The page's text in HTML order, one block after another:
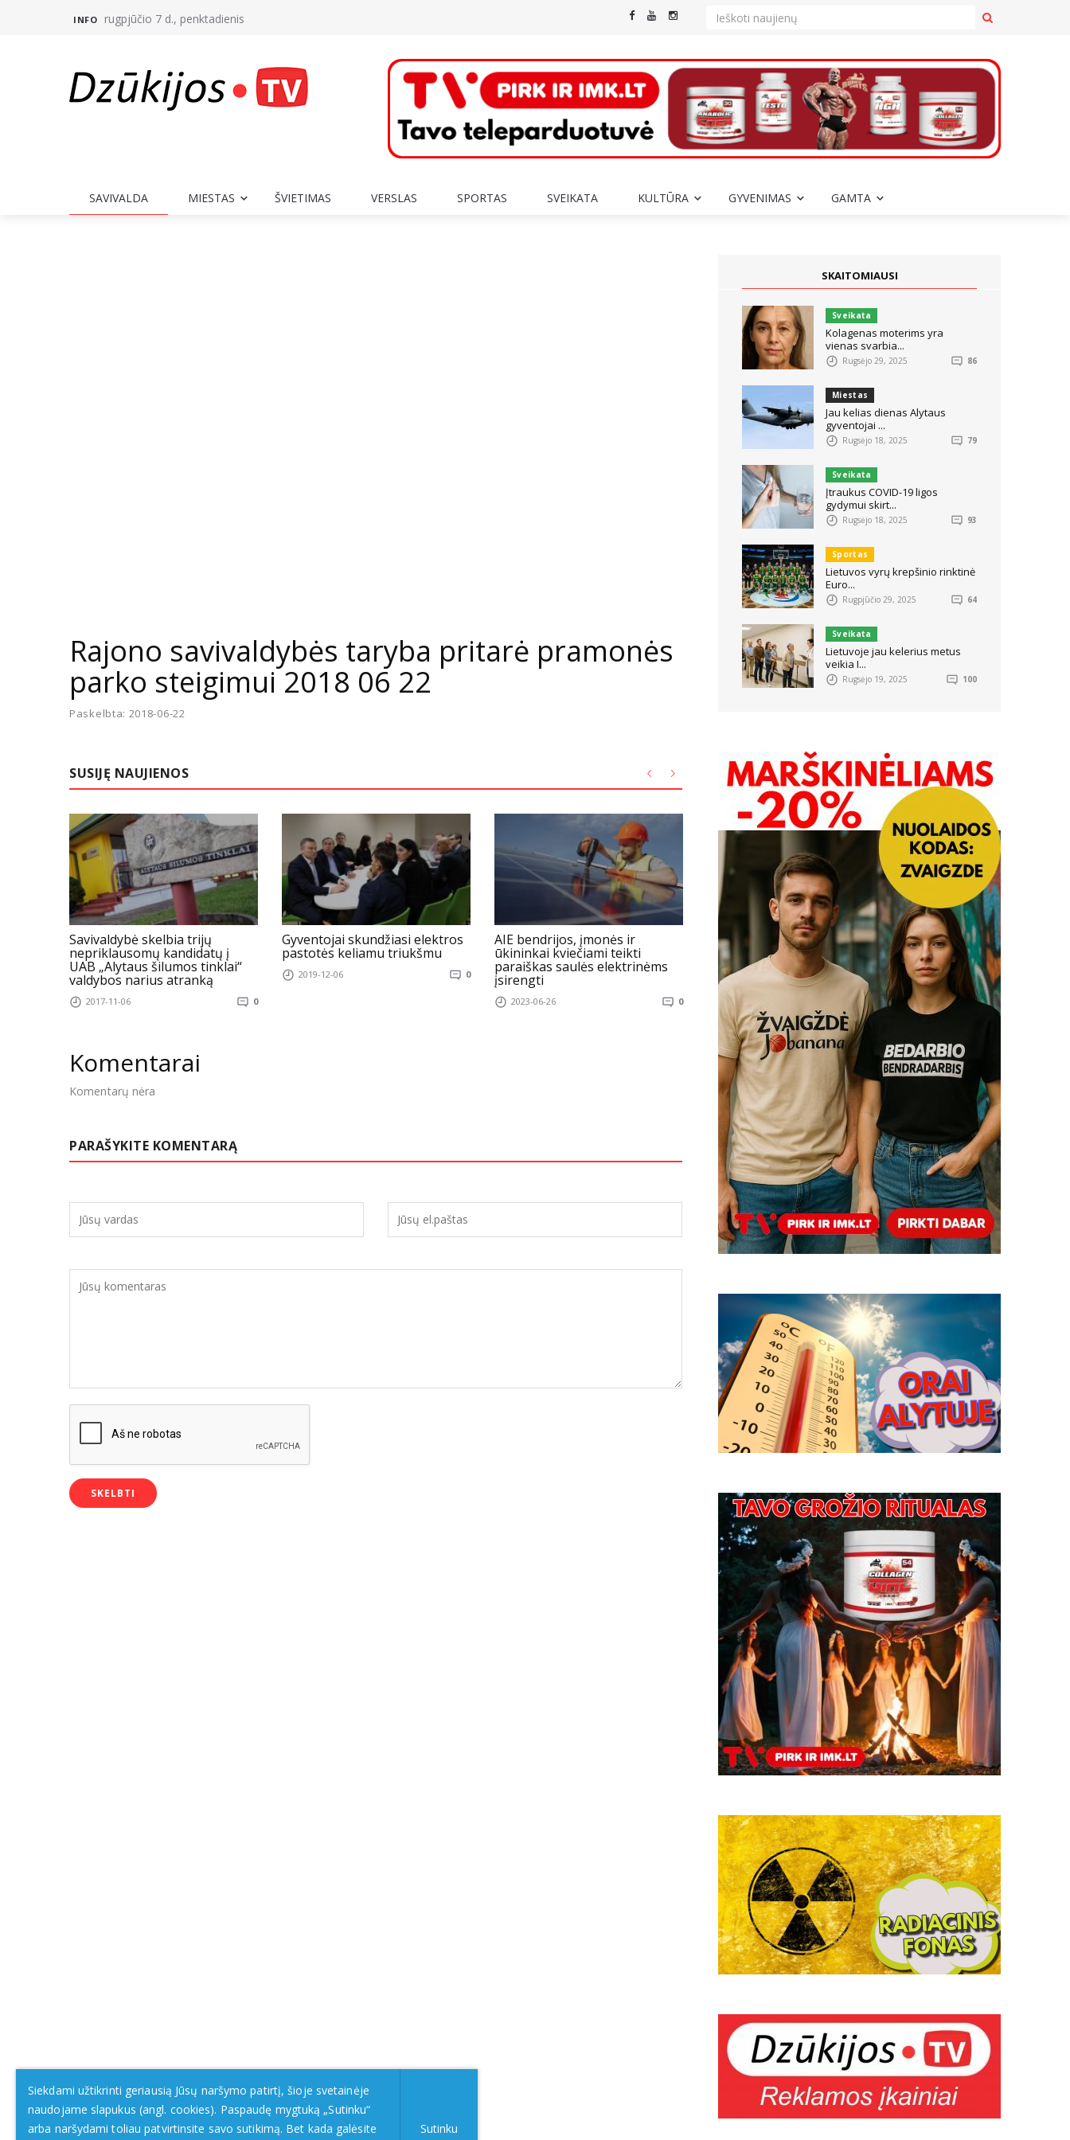
INFO rugpjūčio 7 d., penktadienis
SAVIVALDA MIESTAS ŠVIETIMAS VERSLAS SPORTAS SVEIKATA KULTŪRA GYVENIMAS GAMTA
Rajono savivaldybės taryba pritarė pramonės
parko steigimui 2018 06 22
Paskelbta: 2018-06-22
SUSIJĘ NAUJIENOS
Savivaldybė skelbia trijų
nepriklausomų kandidatų į
UAB „Alytaus šilumos tinklai“
valdybos narius atranką
2017-11-06 0
Gyventojai skundžiasi elektros
pastotės keliamu triukšmu
2019-12-06 0
AIE bendrijos, įmonės ir
ūkininkai kviečiami teikti
paraiškas saulės elektrinėms
įsirengti
2023-06-26 0
Kvietimas tautinio paveldo
produktų kūrėjams teikti
paraiškas 2024 m. kovo 12 d. –
2024 m. kovo 31 d.
2024-03-04 1
Dengtų maniežų
numatyti 8 mln. eurų,
savivaldybės kviečiamos
paraiškas
2022-04-11
Komentarai
Komentarų nėra
PARAŠYKITE KOMENTARĄ
SKAITOMIAUSI
Sveikata
Kolagenas moterims yra
vienas svarbia...
Rugsėjo 29, 2025 86
Miestas
Jau kelias dienas Alytaus
gyventojai ...
Rugsėjo 18, 2025 79
Sveikata
Įtraukus COVID-19 ligos
gydymui skirt...
Rugsėjo 18, 2025 93
Sportas
Lietuvos vyrų krepšinio rinktinė
Euro...
Rugpjūčio 29, 2025 64
Sveikata
Lietuvoje jau kelerius metus
veikia I...
Rugsėjo 19, 2025 100
Siekdami užtikrinti geriausią Jūsų naršymo patirtį, šioje svetainėje
naudojame slapukus (angl. cookies). Paspaudę mygtuką „Sutinku“
arba naršydami toliau patvirtinsite savo sutikimą. Bet kada galėsite
Sutinku